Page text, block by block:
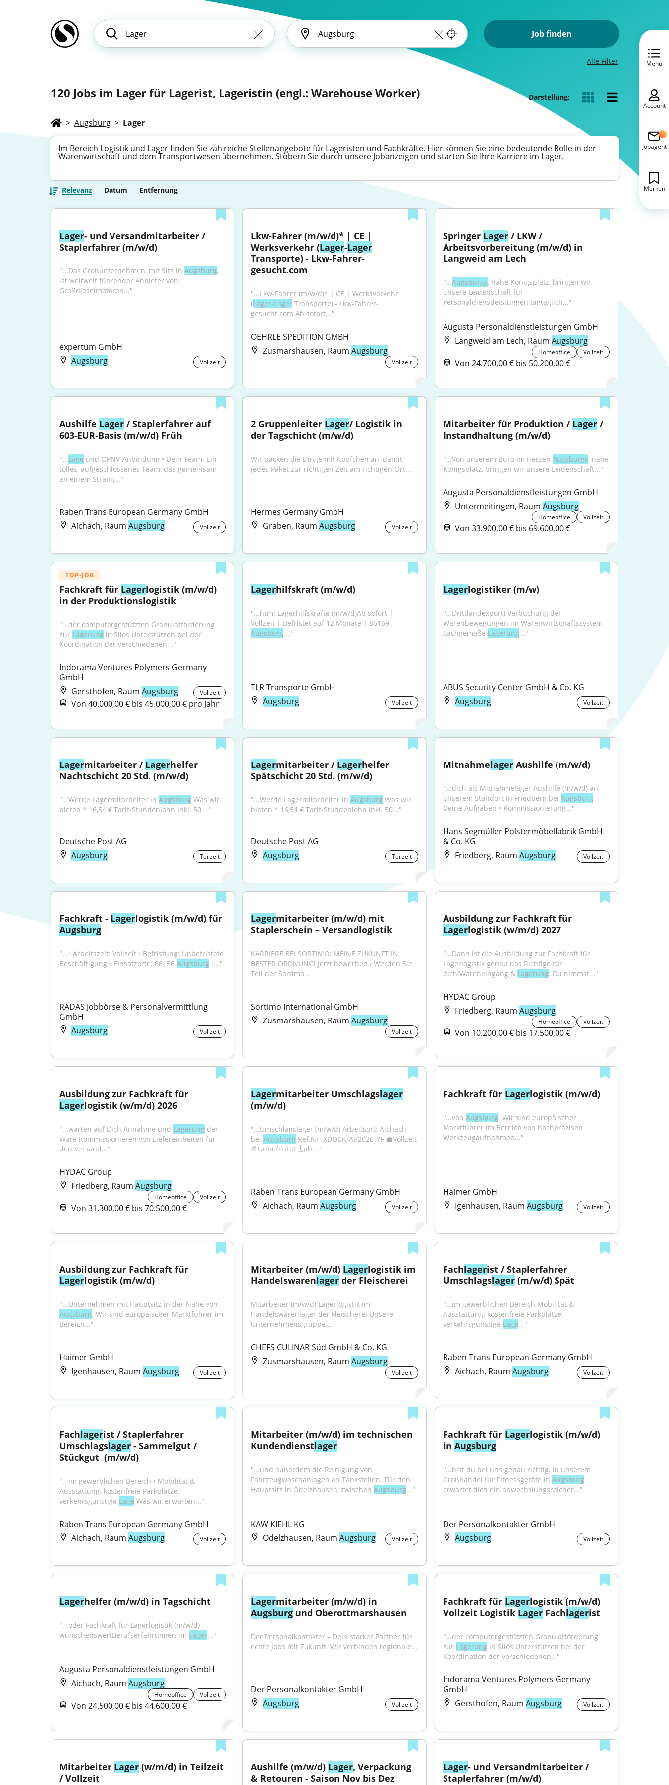
Job finden
Alle Filter
120 Jobs im Lager für Lagerist, Lageristin (engl.: Warehouse Worker) Darstellung:
> Augsburg > Lager
Im Bereich Logistik und Lager finden Sie zahlreiche Stellenangebote für Lageristen und Fachkräfte. Hier können Sie eine bedeutende Rolle in der
Warenwirtschaft und dem Transportwesen übernehmen. Stöbern Sie durch unsere Jobanzeigen und starten Sie Ihre Karriere im Lager.
Relevanz Datum Entfernung
Lager- und Versandmitarbeiter /
Staplerfahrer (m/w/d)
"...Das Großunternehmen, mit Sitz in Augsburg,
ist weltweit führender Anbieter von
Großdieselmotoren..."
expertum GmbH
Augsburg
Vollzeit
Lkw-Fahrer (m/w/d)* | CE |
Werksverkehr (Lager-Lager
Transporte) - Lkw-Fahrer-
gesucht.com
"...Lkw-Fahrer (m/w/d)* | CE | Werksverkehr
(Lager-Lager Transporte) - Lkw-Fahrer-
gesucht.com Ab sofort..."
OEHRLE SPEDITION GMBH
Zusmarshausen, RaumAugsburg
Vollzeit
Springer Lager / LKW /
Arbeitsvorbereitung (m/w/d) in
Langweid am Lech
"...Augsburgs, nähe Königsplatz, bringen wir
unsere Leidenschaft für
Personaldienstleistungen tagtäglich..."
Augusta Personaldienstleistungen GmbH
Langweid am Lech, Raum Augsburg
Homeoffice Vollzeit
Von 24.700,00 € bis 50.200,00 €
Aushilfe Lager / Staplerfahrer auf
603-EUR-Basis (m/w/d) Früh
"...Lage und ÖPNV-Anbindung • Dein Team: Ein
tolles, aufgeschlossenes Team, das gemeinsam
an einem Strang..."
Raben Trans European Germany GmbH
Aichach, Raum Augsburg Vollzeit
2 Gruppenleiter Lager/ Logistik in
der Tagschicht (m/w/d)
Wir packen die Dinge mit Köpfchen an, damit
jedes Paket zur richtigen Zeit am richtigen Ort...
Hermes Germany GmbH
Graben, RaumAugsburg Vollzeit
Mitarbeiter für Produktion / Lager /
Instandhaltung (m/w/d)
"...Von unserem Büro im Herzen Augsburgs, nähe
Königsplatz, bringen wir unsere Leidenschaft..."
Augusta Personaldienstleistungen GmbH
Untermeitingen, Raum Augsburg
Homeoffice Vollzeit
Von 33.900,00 € bis 69.600,00 €
TOP-JOB
Fachkraft für Lagerlogistik (m/w/d)
in der Produktionslogistik
"...der computergestützten Granulatförderung
zur Lagerung in Silos Unterstützen bei der
Koordination der verschiedenen..."
Indorama Ventures Polymers Germany
GmbH
Gersthofen, Raum Augsburg Vollzeit
Von 40.000,00 € bis 45.000,00 € pro Jahr
Lagerhilfskraft (m/w/d)
"...html Lagerhilfskräfte (m/w/d)Ab sofort |
Augsburg..."
TLR Transporte GmbH
Augsburg
Vollzeit
Lagerlogistiker (m/w)
"...Drittlandexport) Verbuchung der
Warenbewegungen im Warenwirtschaftssystem
Sachgemäße Lagerung..."
ABUS Security Center GmbH & Co. KG
Augsburg
Vollzeit
Lagermitarbeiter / Lagerhelfer
Nachtschicht 20 Std. (m/w/d)
"...Werde Lagermitarbeiter in Augsburg Was wir
bieten * 16,54 € Tarif-Stundenlohn inkl. 50..."
Deutsche Post AG
Augsburg
Teilzeit
Lagermitarbeiter / Lagerhelfer
Spätschicht 20 Std. (m/w/d)
"...Werde Lagermitarbeiter in Augsburg Was wir
bieten * 16,54 € Tarif-Stundenlohn inkl. 50..."
Deutsche Post AG
Augsburg
Teilzeit
Mitnahmelager Aushilfe (m/w/d)
"...dich als Mitnahmelager Aushilfe (m/w/d) an
unserem Standort in Friedberg bei Augsburg.
Deine Aufgaben • Kommissionierung..."
Hans Segmüller Polstermöbelfabrik GmbH
& Co. KG
Friedberg, Raum Augsburg Vollzeit
Fachkraft - Lager
Augsburg
"...• Arbeitszeit: Vollzeit • Befristung: Unbefristete
Beschäftigung • Einsatzorte: 86156 Augsburg •..."
RADAS Jobbörse & Personalvermittlung
GmbH
Augsburg
Vollzeit
Lagermitarbeiter (m/w/d) mit
Staplerschein – Versandlogistik
KARRIERE BEI SORTIMO: MEINE ZUKUNFT IN
BESTER ORDNUNG! Jetzt bewerben › Werden Sie
Teil der Sortimo...
Sortimo International GmbH
Zusmarshausen, RaumAugsburg
Vollzeit
Ausbildung zur Fachkraft für
Lagerlogistik (w/m/d) 2027
"...Dann ist die Ausbildung zur Fachkraft für
Lagerlogistik genau das Richtige für
dich!Wareneingang & Lagerung: Du nimmst..."
HYDAC Group
Friedberg, Raum Augsburg
Homeoffice Vollzeit
Von 10.200,00 € bis 17.500,00 €
Lagerlogistik (w/m/d) 2026
"...warten auf Dich Annahme und Lagerung der
Ware Kommissionieren von Liefereinheiten für
den Versand..."
HYDAC Group
Friedberg, Raum Augsburg
Homeoffice Vollzeit
Von 31.300,00 € bis 70.500,00 €
Lagermitarbeiter Umschlagslager
(m/w/d)
"...Umschlagslager (m/w/d) Arbeitsort: Aichach
bei Augsburg Ref.Nr. XDOCK/AI/2026-YF 💼Vollzeit
📄Unbefristet 🗓️ab..."
Raben Trans European Germany GmbH
Aichach, RaumAugsburg Vollzeit
Fachkraft für Lagerlogistik (m/w/d)
"...von Augsburg. Wir sind europäischer
Marktführer im Bereich von hochpräzisen
Werkzeugaufnahmen..."
Haimer GmbH
Igenhausen, Raum Augsburg Vollzeit
Lagerlogistik (m/w/d)
Augsburg. Wir sind europäischer Marktführer im
Bereich..."
Haimer GmbH
Igenhausen, Raum Augsburg Vollzeit
Mitarbeiter (m/w/d) Lagerlogistik im
Handelswarenlager der Fleischerei
Mitarbeiter (m/w/d) Lagerlogistik im
Handelswarenlager der Fleischerei Unsere
Unternehmensgruppe...
CHEFS CULINAR Süd GmbH & Co. KG
Zusmarshausen, RaumAugsburg
Vollzeit
Fachlagerist / Staplerfahrer
Umschlagslager (m/w/d) Spät
"...im gewerblichen Bereich Mobilität &
Ausstattung: kostenfreie Parkplätze,
verkehrsgünstige Lage..."
Raben Trans European Germany GmbH
Aichach, Raum Augsburg Vollzeit
Fachlagerist / Staplerfahrer
Umschlagslager - Sammelgut /
Stückgut ​ (m/w/d)
"...im gewerblichen Bereich • Mobilität &
Ausstattung: kostenfreie Parkplätze,
verkehrsgünstige Lage Was wir erwarten..."
Raben Trans European Germany GmbH
Aichach, Raum Augsburg Vollzeit
Mitarbeiter (m/w/d) im technischen
Kundendienstlager
"...und außerdem die Reinigung von
Fahrzeugwaschanlagen an Tankstellen. Für den
Hauptsitz in Odelzhausen, zwischen Augsburg..."
KAW KIEHL KG
Odelzhausen, RaumAugsburg Vollzeit
Fachkraft für Lagerlogistik (m/w/d)
in Augsburg
"...bist du bei uns genau richtig. In unserem
Großhandel für Fitnessgeräte in Augsburg
erwartet dich ein abwechslungsreicher..."
Der Personalkontakter GmbH
Augsburg
Vollzeit
Lagerhelfer (m/w/d) in Tagschicht
"...oder Fachkraft für Lagerlogistik (m/w/d)
wünschenswertBerufserfahrungen im Lager..."
Augusta Personaldienstleistungen GmbH
Aichach, Raum Augsburg
Homeoffice Vollzeit
Von 24.500,00 € bis 44.600,00 €
Lager
Augsburg und Oberottmarshausen
Der Personalkontakter – Dein starker Partner für
echte Jobs mit Zukunft. Wir verbinden regionale...
Der Personalkontakter GmbH
Augsburg
Vollzeit
Fachkraft für Lagerlogistik (m/w/d)
Vollzeit Logistik Lager Fachlagerist
"...der computergestützten Granulatförderung
zur Lagerung in Silos Unterstützen bei der
Koordination der verschiedenen..."
Indorama Ventures Polymers Germany
GmbH
Gersthofen, Raum Augsburg Vollzeit
Mitarbeiter Lager (w/m/d) in Teilzeit
/ Vollzeit
Aushilfe (m/w/d) Lager, Verpackung
& Retouren - Saison Nov bis Dez
Lager- und Versandmitarbeiter /
Staplerfahrer (m/w/d)
Menü
Account
Jobagent
Merken